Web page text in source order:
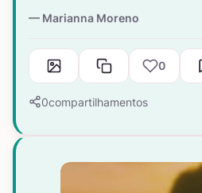
Marianna Moreno
0
0compartilhamentos